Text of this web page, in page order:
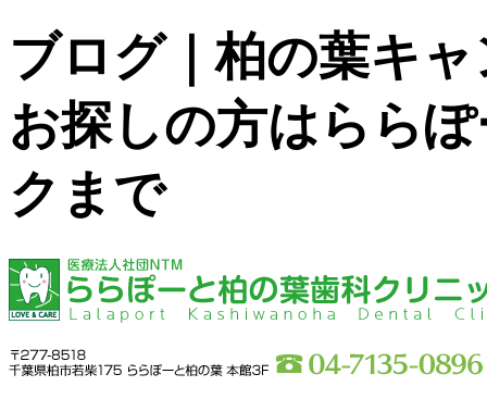
ブログ｜柏の葉キ
お探しの方はらら
クまで